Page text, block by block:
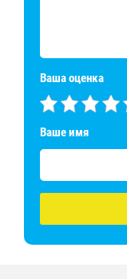
Ваша оценка
Ваше имя